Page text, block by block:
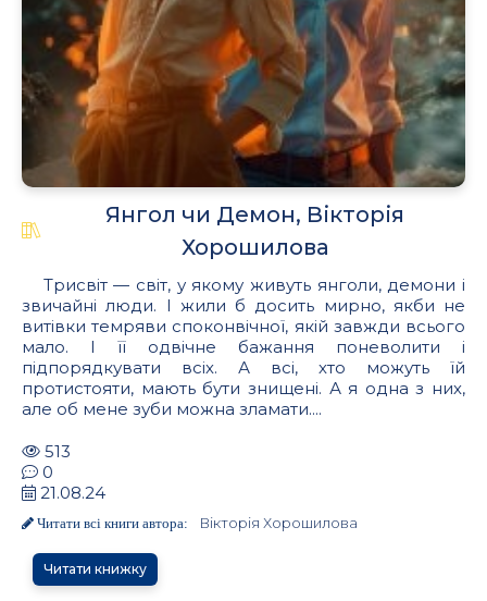
Янгол чи Демон, Вікторія
Хорошилова
Трисвіт — світ, у якому живуть янголи, демони і
звичайні люди. І жили б досить мирно, якби не
витівки темряви споконвічної, якій завжди всього
мало. І її одвічне бажання поневолити і
підпорядкувати всіх. А всі, хто можуть їй
протистояти, мають бути знищені. А я одна з них,
але об мене зуби можна зламати....
513
0
21.08.24
Читати всі книги автора: Вікторія Хорошилова
Читати книжку